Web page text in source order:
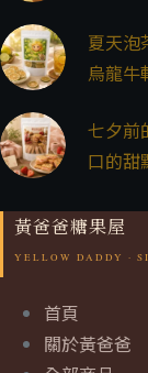
夏天泡
烏龍牛
七夕前
口的甜
黃爸爸糖果屋
首頁
關於黃爸爸